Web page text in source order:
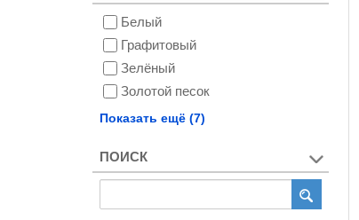
46
49
50
54
Белый
Графитовый
Зелёный
Золотой песок
Космический синий
Оранжевый
Серый
Сталь
Показать ещё (7)
ПОИСК